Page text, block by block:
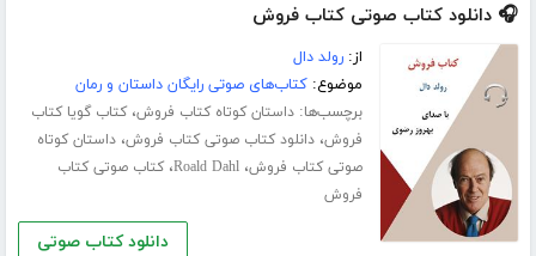
🎧 دانلود کتاب صوتی کتاب فروش
از:رولد دال
موضوع:کتاب‌های صوتی رایگان داستان و رمان
برچسب‌ها:داستان کوتاه کتاب فروش،کتاب گویا کتاب
فروش،دانلود کتاب صوتی کتاب فروش،داستان کوتاه
صوتی کتاب فروش،Roald Dahl،کتاب صوتی کتاب
فروش
دانلود کتاب صوتی